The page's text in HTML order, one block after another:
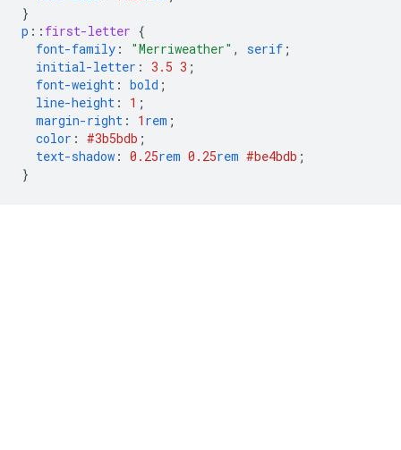
}
p :: first-letter {
font-family : "Merriweather" , serif ;
initial-letter : 3.5 3 ;
font-weight : bold ;
line-height : 1 ;
margin-right : 1 rem ;
color : #3b5bdb ;
text-shadow : 0.25rem 0.25rem #be4bdb ;
}